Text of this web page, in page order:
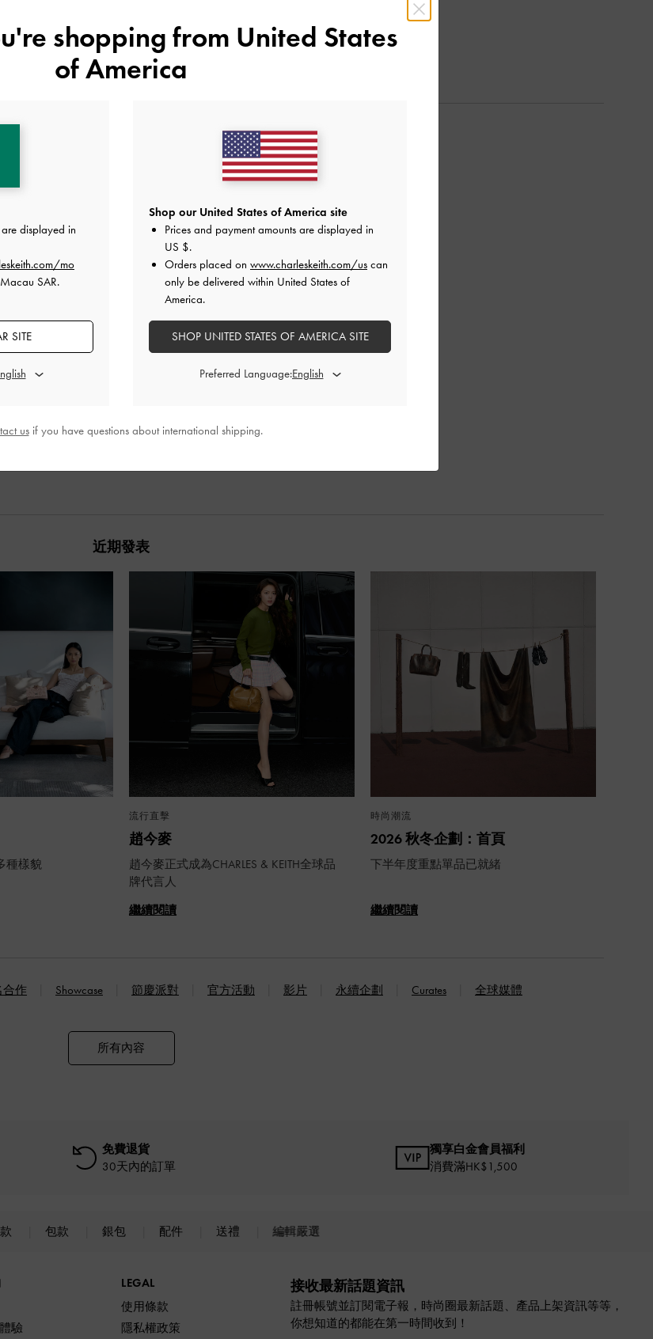
分享
近期發表
種樣貌
流行直擊
趙今麥
趙今麥正式成為CHARLES & KEITH全球品
牌代言人
繼續閱讀
時尚潮流
2026 秋冬企劃：首頁
下半年度重點單品已就緒
繼續閱讀
合作 Showcase 節慶派對 官方活動 影片 永續企劃 Curates 全球媒體
所有內容
免費退貨
30天內的訂單
獨享白金會員福利
消費滿HK$1,500
包款 銀包 配件 送禮 編輯嚴選
驗
LEGAL
使用條款
隱私權政策
接收最新話題資訊
註冊帳號並訂閱電子報，時尚圈最新話題、產品上架資訊等等，
你想知道的都能在第一時間收到！
shopping from United States
of America
displayed in
mo
SAR.
SITE
Shop our United States of America site
Prices and payment amounts are displayed in
US $.
Orders placed on www.charleskeith.com/us can
only be delivered within United States of
America.
SHOP UNITED STATES OF AMERICA SITE
Preferred Language:
usif you have questions about international shipping.